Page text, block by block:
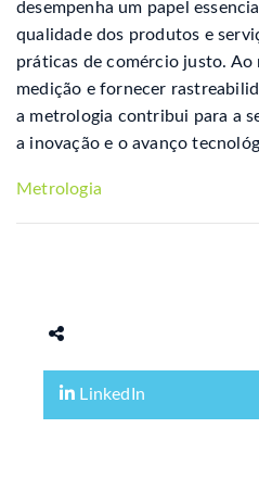
desempenha um papel
qualidade dos produtos e
práticas de comércio justo. Ao
medição e fornecer
a metrologia contribui para a
a inovação e o avanço
Metrologia
LinkedIn